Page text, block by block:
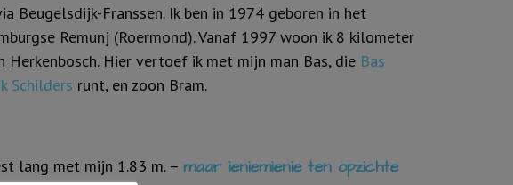
Beugelsdijk-Franssen. Ik ben in 1974 geboren in het
Remunj (Roermond). Vanaf 1997 woon ik 8 kilometer
Herkenbosch. Hier vertoef ik met mijn man Bas, die Bas
Schilders runt, en zoon Bram.
lang met mijn 1.83 m. – maar ieniemienie ten opzichte